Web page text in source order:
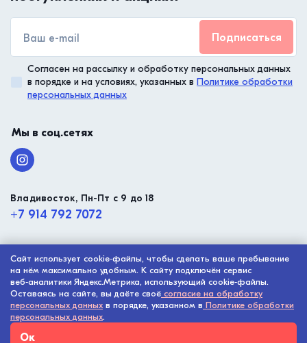
Подписаться
Согласен на рассылку и обработку персональных данных
в порядке и на условиях, указанных в Политике обработки
персональных данных
Мы в соц.сетях
Владивосток, Пн-Пт с 9 до 18
+7 914 792 7072
© ООО “Малтико”, 2003 - 2026
Политика конфиденциальности
Разработка сайта -Digital-агентство House
Сайт использует cookie‑файлы, чтобы сделать ваше пребывание
на нём максимально удобным. К сайту подключён сервис
веб‑аналитики Яндекс.Метрика, использующий cookie‑файлы.
Оставаясь на сайте, вы даёте своё согласие на обработку
персональных данных в порядке, указанном в Политике обработки
персональных данных.
Ок